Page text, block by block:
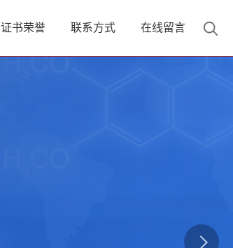
证书荣誉 联系方式 在线留言